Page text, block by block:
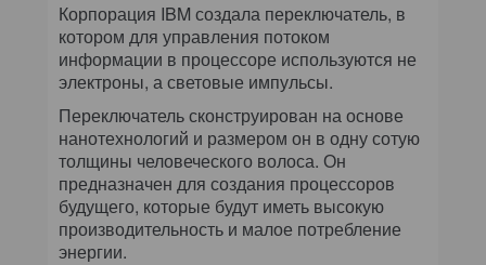
ИТ В ЗДРАВООХРАНЕНИИ
ИТ-КАЛЕНДАРЬ
ЭКСПЕРТИЗА
Корпорация IBM создала переключатель, в
котором для управления потоком
информации в процессоре используются не
электроны, а световые импульсы.
Переключатель сконструирован на основе
нанотехнологий и размером он в одну сотую
толщины человеческого волоса. Он
предназначен для создания процессоров
будущего, которые будут иметь высокую
производительность и малое потребление
энергии.